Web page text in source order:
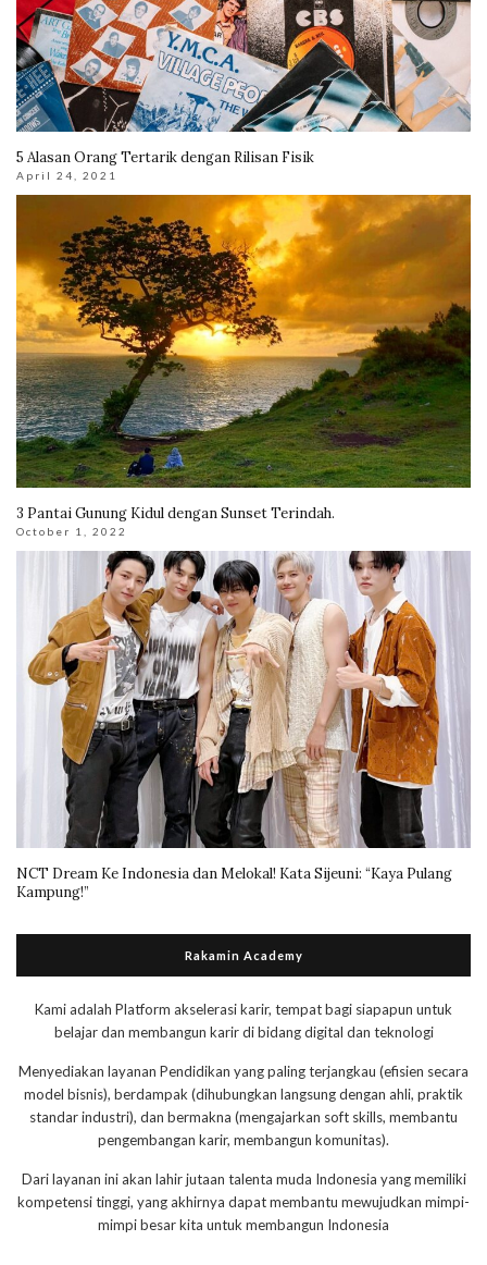
5 Alasan Orang Tertarik dengan Rilisan Fisik
April 24, 2021
3 Pantai Gunung Kidul dengan Sunset Terindah.
October 1, 2022
NCT Dream Ke Indonesia dan Melokal! Kata Sijeuni: “Kaya Pulang
Kampung!”
Rakamin Academy
Kami adalah Platform akselerasi karir, tempat bagi siapapun untuk
belajar dan membangun karir di bidang digital dan teknologi
Menyediakan layanan Pendidikan yang paling terjangkau (efisien secara
model bisnis), berdampak (dihubungkan langsung dengan ahli, praktik
standar industri), dan bermakna (mengajarkan soft skills, membantu
pengembangan karir, membangun komunitas).
Dari layanan ini akan lahir jutaan talenta muda Indonesia yang memiliki
kompetensi tinggi, yang akhirnya dapat membantu mewujudkan mimpi-
mimpi besar kita untuk membangun Indonesia